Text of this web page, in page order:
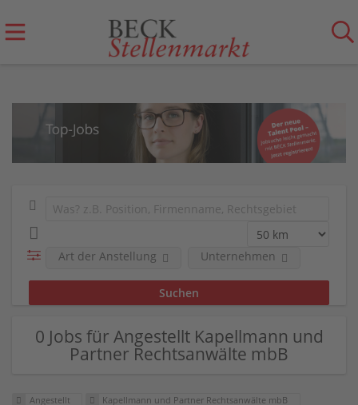
Art der Anstellung Unternehmen
0 Jobs für Angestellt Kapellmann und
Partner Rechtsanwälte mbB
Angestellt Kapellmann und Partner Rechtsanwälte mbB